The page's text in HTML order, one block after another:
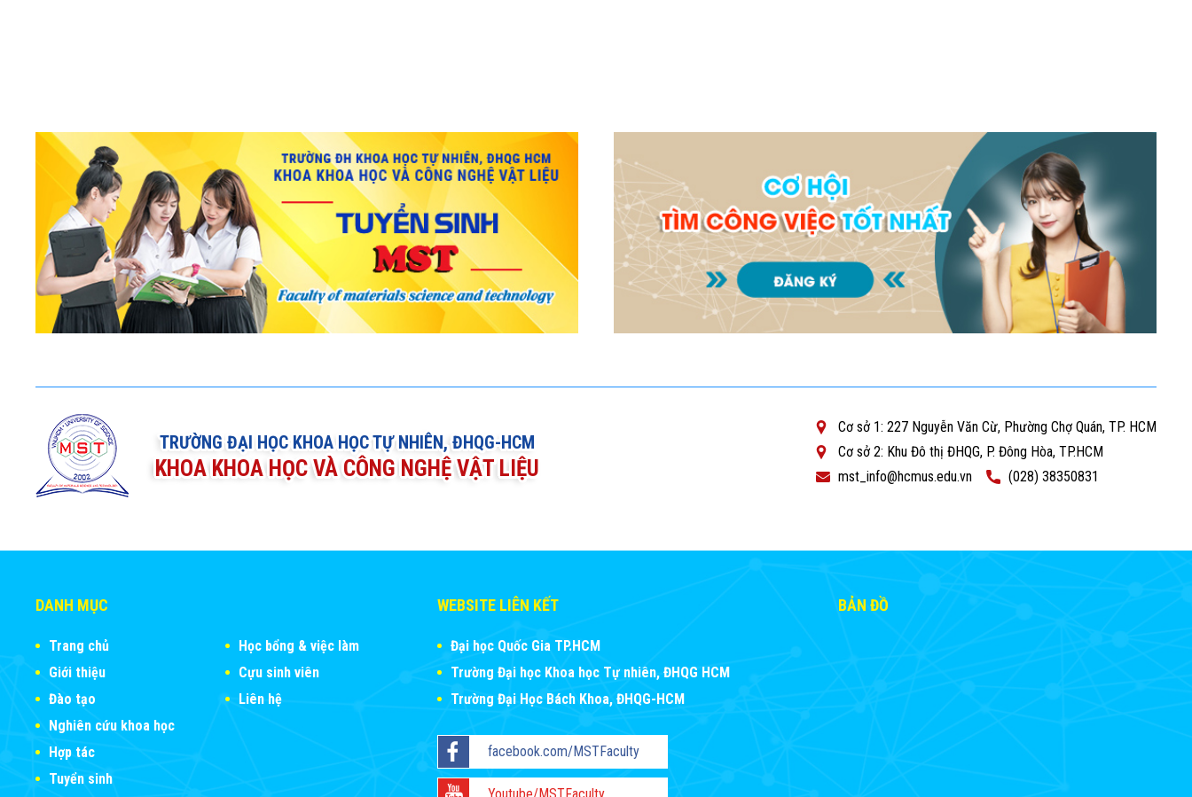
TRƯỜNG ĐẠI HỌC KHOA HỌC TỰ NHIÊN, ĐHQG-HCM
KHOA KHOA HỌC VÀ CÔNG NGHỆ VẬT LIỆU
Cơ sở 1: 227 Nguyễn Văn Cừ, Phường Chợ Quán, TP. HCM
Cơ sở 2: Khu Đô thị ĐHQG, P. Đông Hòa, TP.HCM
mst_info@hcmus.edu.vn
(028) 38350831
DANH MỤC
Trang chủ
Giới thiệu
Đào tạo
Nghiên cứu khoa học
Hợp tác
Tuyển sinh
Học bổng & việc làm
Cựu sinh viên
Liên hệ
WEBSITE LIÊN KẾT
Đại học Quốc Gia TP.HCM
Trường Đại học Khoa học Tự nhiên, ĐHQG HCM
Trường Đại Học Bách Khoa, ĐHQG-HCM
facebook.com/MSTFaculty
BẢN ĐỒ